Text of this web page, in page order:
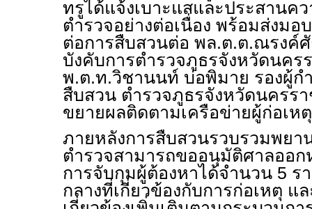
ทรูได้แจ้งเบาะแสและประสานค
ตำรวจอย่างต่อเนื่อง พร้อมส่งม
ต่อการสืบสวนต่อ พล.ต.ต.ณรงค์
บังคับการตำรวจภูธรจังหวัดนคร
พ.ต.ท.วิชานนท์ บ่อพิมาย รองผู้ก
สืบสวน ตำรวจภูธรจังหวัดนครร
ขยายผลติดตามเครือข่ายผู้ก่อเหตุ
ภายหลังการสืบสวนรวบรวมพยา
ตำรวจสามารถขออนุมัติศาลออ
การจับกุมผู้ต้องหาได้จำนวน 5 ร
กลางที่เกี่ยวข้องกับการก่อเหตุ แ